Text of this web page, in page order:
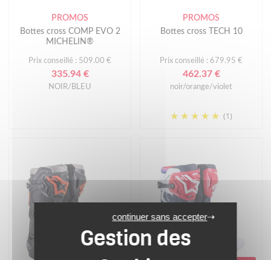
PROMOS
Bottes cross COMP EVO 2
MICHELIN®
Prix conseillé : 509.00 €
335.94 €
NOIR/BLEU
PROMOS
Bottes cross TECH 10
Prix conseillé : 679.95 €
462.37 €
noir/orange/violet
(1)
continuer sans accepter